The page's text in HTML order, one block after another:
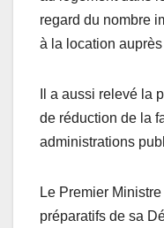
regard du nombre
à la location
Il a aussi relevé la
de réduction de la
administrations
Le Premier
préparatifs de sa